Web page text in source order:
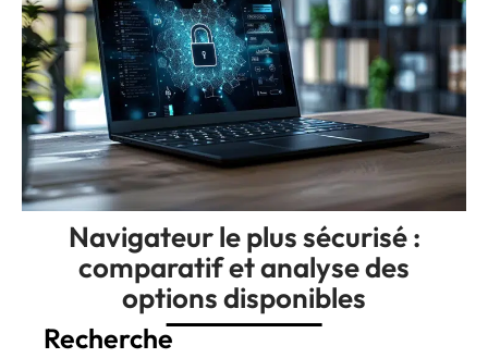
Navigateur le plus sécurisé :
comparatif et analyse des
options disponibles
Recherche